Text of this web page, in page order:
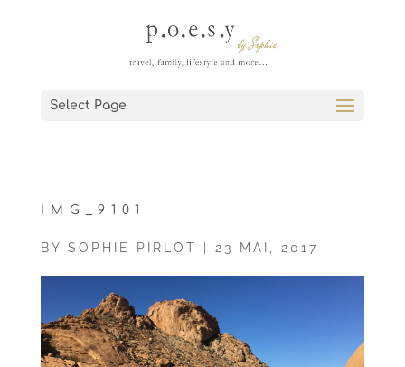
Select Page
IMG_9101
BY SOPHIE PIRLOT 23 MAI, 2017